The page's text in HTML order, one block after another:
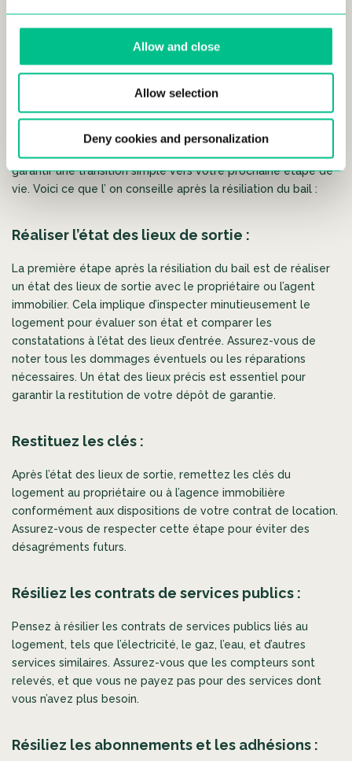
Allow and close
Allow selection
Deny cookies and personalization
Une fois que vous avez officiellement résilié votre bail de
garantir une transition simple vers votre prochaine étape de
vie. Voici ce que l’ on conseille après la résiliation du bail :
Réaliser l’état des lieux de sortie :
La première étape après la résiliation du bail est de réaliser
un état des lieux de sortie avec le propriétaire ou l’agent
immobilier. Cela implique d’inspecter minutieusement le
logement pour évaluer son état et comparer les
constatations à l’état des lieux d’entrée. Assurez-vous de
noter tous les dommages éventuels ou les réparations
nécessaires. Un état des lieux précis est essentiel pour
garantir la restitution de votre dépôt de garantie.
Restituez les clés :
Après l’état des lieux de sortie, remettez les clés du
logement au propriétaire ou à l’agence immobilière
conformément aux dispositions de votre contrat de location.
Assurez-vous de respecter cette étape pour éviter des
désagréments futurs.
Résiliez les contrats de services publics :
Pensez à résilier les contrats de services publics liés au
logement, tels que l’électricité, le gaz, l’eau, et d’autres
services similaires. Assurez-vous que les compteurs sont
relevés, et que vous ne payez pas pour des services dont
vous n’avez plus besoin.
Résiliez les abonnements et les adhésions :